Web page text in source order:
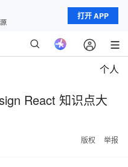
打开 APP
个人
React 知识点大
版权 举报